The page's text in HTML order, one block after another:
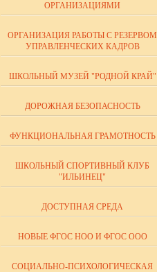
ОРГАНИЗАЦИЯМИ
ОРГАНИЗАЦИЯ РАБОТЫ С РЕЗЕРВОМ
УПРАВЛЕНЧЕСКИХ КАДРОВ
ШКОЛЬНЫЙ МУЗЕЙ "РОДНОЙ КРАЙ"
ДОРОЖНАЯ БЕЗОПАСНОСТЬ
ФУНКЦИОНАЛЬНАЯ ГРАМОТНОСТЬ
ШКОЛЬНЫЙ СПОРТИВНЫЙ КЛУБ
"ИЛЬИНЕЦ"
ДОСТУПНАЯ СРЕДА
НОВЫЕ ФГОС НОО И ФГОС ООО
СОЦИАЛЬНО-ПСИХОЛОГИЧЕСКАЯ